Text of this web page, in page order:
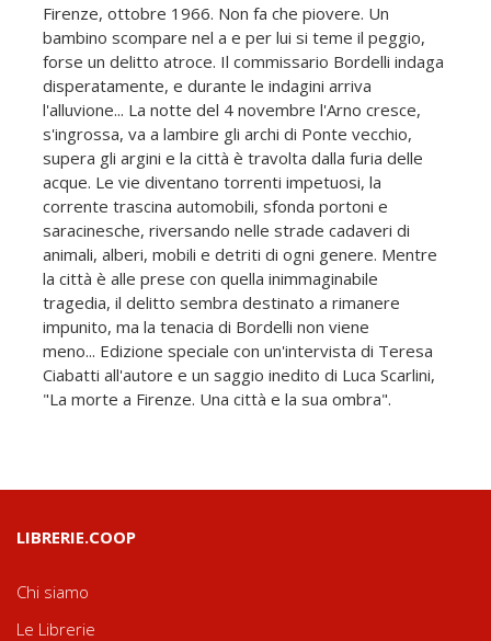
Firenze, ottobre 1966. Non fa che piovere. Un
bambino scompare nel a e per lui si teme il peggio,
forse un delitto atroce. Il commissario Bordelli indaga
disperatamente, e durante le indagini arriva
l'alluvione... La notte del 4 novembre l'Arno cresce,
s'ingrossa, va a lambire gli archi di Ponte vecchio,
supera gli argini e la città è travolta dalla furia delle
acque. Le vie diventano torrenti impetuosi, la
corrente trascina automobili, sfonda portoni e
saracinesche, riversando nelle strade cadaveri di
animali, alberi, mobili e detriti di ogni genere. Mentre
la città è alle prese con quella inimmaginabile
tragedia, il delitto sembra destinato a rimanere
impunito, ma la tenacia di Bordelli non viene
meno... Edizione speciale con un'intervista di Teresa
Ciabatti all'autore e un saggio inedito di Luca Scarlini,
"La morte a Firenze. Una città e la sua ombra".
LIBRERIE.COOP
Chi siamo
Le Librerie